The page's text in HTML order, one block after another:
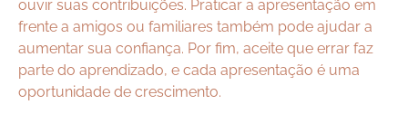
ouvir suas contribuições. Praticar a apresentação em
frente a amigos ou familiares também pode ajudar a
aumentar sua confiança. Por fim, aceite que errar faz
parte do aprendizado, e cada apresentação é uma
oportunidade de crescimento.